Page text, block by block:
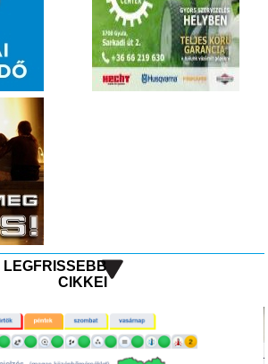
CIKKEI